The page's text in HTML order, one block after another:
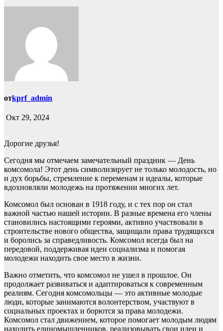
отkprf_admin
Окт 29, 2024
Дорогие друзья!
Сегодня мы отмечаем замечательный праздник — День
комсомола! Этот день символизирует не только молодость, но
и дух борьбы, стремление к переменам и идеалы, которые
вдохновляли молодежь на протяжении многих лет.
Комсомол был основан в 1918 году, и с тех пор он стал
важной частью нашей истории. В разные времена его члены
становились настоящими героями, активно участвовали в
строительстве нового общества, защищали права трудящихся
и боролись за справедливость. Комсомол всегда был на
передовой, поддерживая идеи социализма и помогая
молодежи находить свое место в жизни.
Важно отметить, что комсомол не ушел в прошлое. Он
продолжает развиваться и адаптироваться к современным
реалиям. Сегодня комсомольцы — это активные молодые
люди, которые занимаются волонтерством, участвуют в
социальных проектах и борются за права молодежи.
Комсомол стал движением, которое помогает молодым людям
находить единомышленников, реализовывать свои идеи и